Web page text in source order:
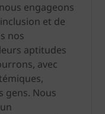
engageons
et de
nos
aptitudes
avec
gens. Nous